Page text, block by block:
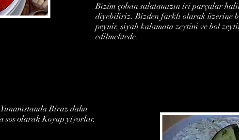
Bizim çoban salatamızın iri parçalar
diyebiliriz. Bizden farklı olarak üzerine
peynir, siyah kalamata zeytini ve bol
edilmektede.
Biraz daha
sos olarak Koyup yiyorlar.